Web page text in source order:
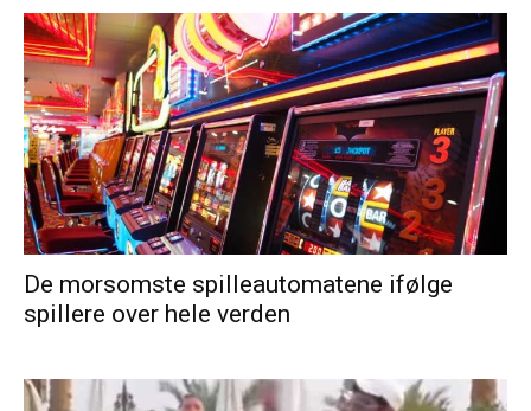
De morsomste spilleautomatene ifølge
spillere over hele verden